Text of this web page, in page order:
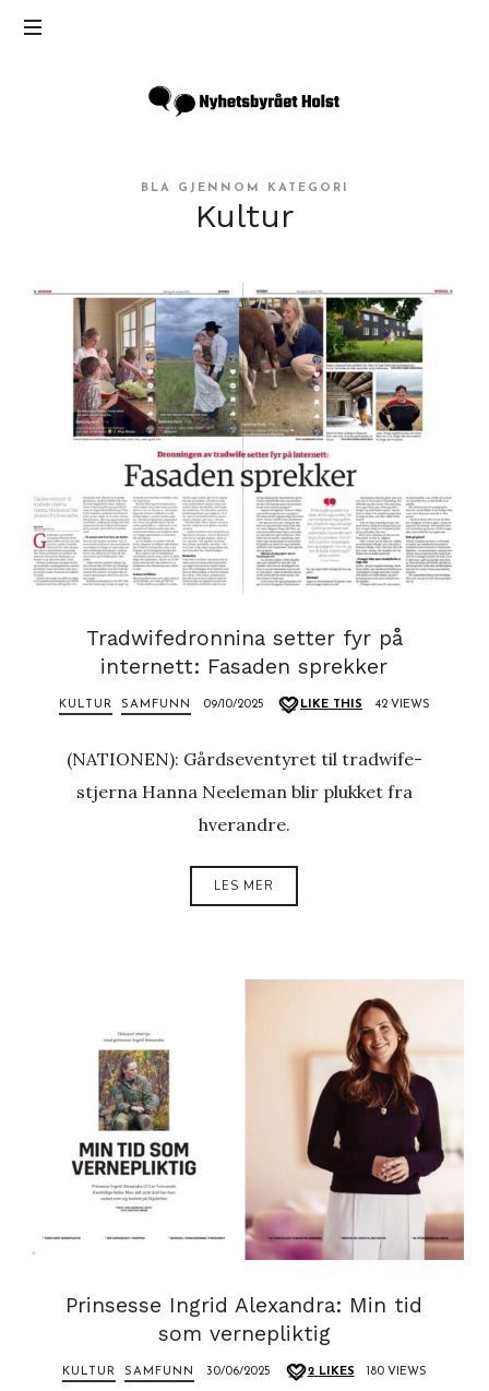
Inga
Holst
BLA GJENNOM KATEGORI
Kultur
Tradwifedronnina setter fyr på
internett: Fasaden sprekker
KULTUR SAMFUNN 09/10/2025 LIKE THIS 42 VIEWS
(NATIONEN): Gårdseventyret til tradwife-
stjerna Hanna Neeleman blir plukket fra
hverandre.
LES MER
Prinsesse Ingrid Alexandra: Min tid
som vernepliktig
KULTUR SAMFUNN 30/06/2025 2 LIKES 180 VIEWS